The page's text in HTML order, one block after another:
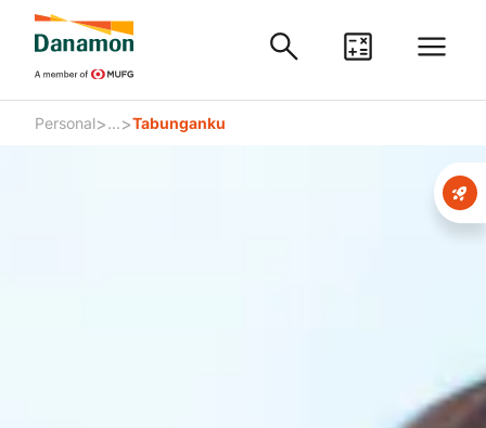
Personal>...>Tabunganku